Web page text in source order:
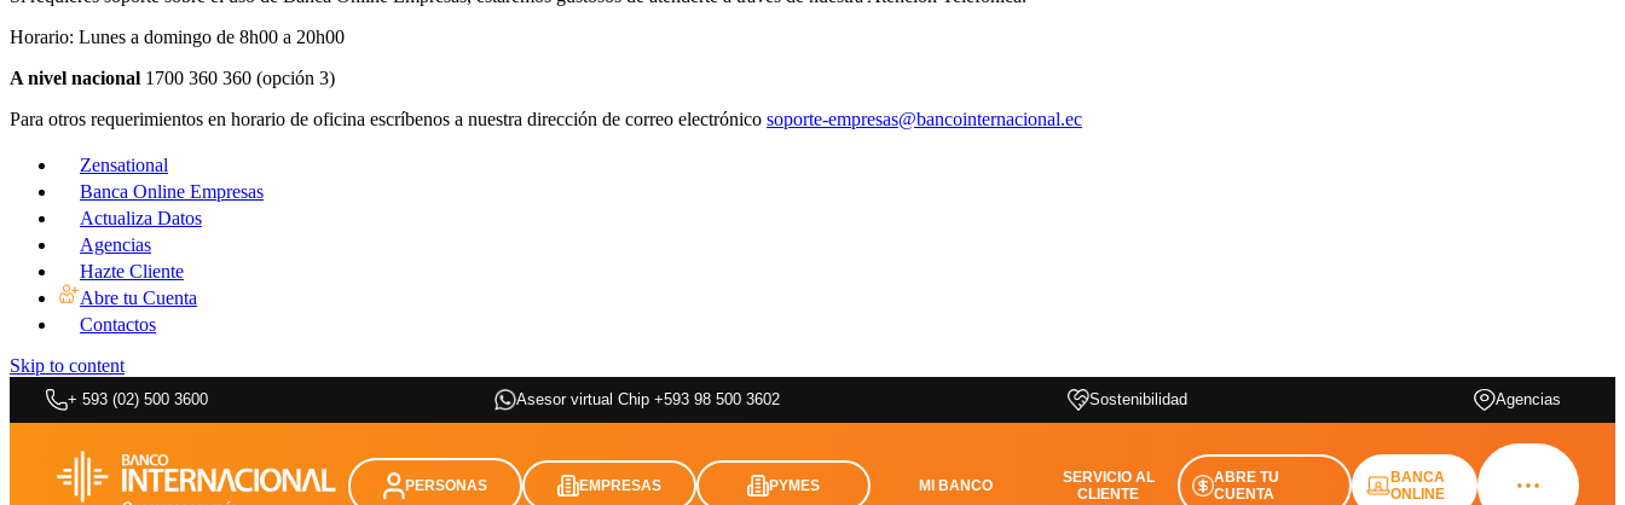
Horario: Lunes a domingo de 8h00 a 20h00
A nivel nacional 1700 360 360 (opción 3)
Para otros requerimientos en horario de oficina escríbenos a nuestra dirección de correo electrónico soporte-empresas@bancointernacional.ec
Zensational
Banca Online Empresas
Actualiza Datos
Agencias
Hazte Cliente
Abre tu Cuenta
Contactos
Skip to content
+ 593 (02) 500 3600 Asesor virtual Chip +593 98 500 3602 Sostenibilidad Agencias
PERSONAS EMPRESAS PYMES MI BANCO
SERVICIO AL
CLIENTE
ABRE TU
CUENTA
BANCA
ONLINE